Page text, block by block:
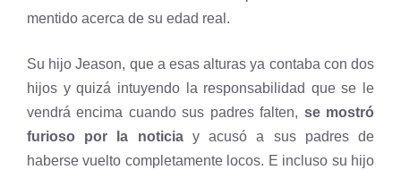
mentido acerca de su edad real.
Su hijo Jeason, que a esas alturas ya contaba con dos
hijos y quizá intuyendo la responsabilidad que se le
vendrá encima cuando sus padres falten, se mostró
furioso por la noticiay acusó a sus padres de
haberse vuelto completamente locos. E incluso su hijo